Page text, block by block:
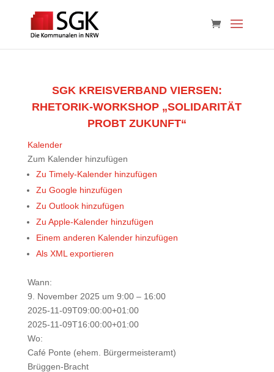
SGK KREISVERBAND VIERSEN:
RHETORIK-WORKSHOP „SOLIDARITÄT
PROBT ZUKUNFT“
Kalender
Zum Kalender hinzufügen
Zu Timely-Kalender hinzufügen
Zu Google hinzufügen
Zu Outlook hinzufügen
Zu Apple-Kalender hinzufügen
Einem anderen Kalender hinzufügen
Als XML exportieren
Wann:
9. November 2025 um 9:00 – 16:00
2025-11-09T09:00:00+01:00
2025-11-09T16:00:00+01:00
Wo:
Café Ponte (ehem. Bürgermeisteramt)
Brüggen-Bracht